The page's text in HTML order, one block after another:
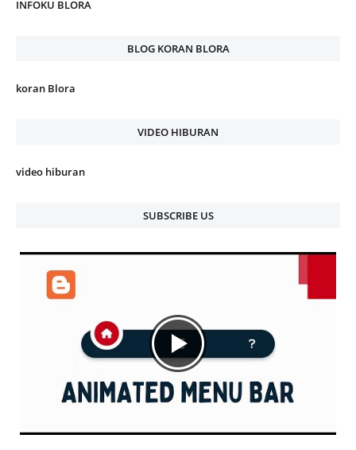
INFOKU BLORA
BLOG KORAN BLORA
koran Blora
VIDEO HIBURAN
video hiburan
SUBSCRIBE US